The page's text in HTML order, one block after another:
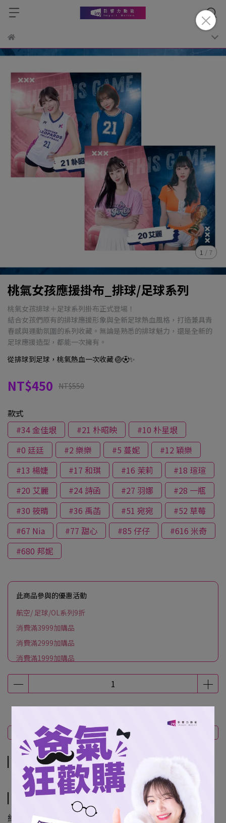
1 / 7
桃氣女孩應援掛布_排球/足球系列
桃氣女孩排球＋足球系列掛布正式登場！
結合女孩們原有的排球應援形象與全新足球熱血風格，打造兼具青
春感與運動氛圍的系列收藏。無論是熟悉的排球魅力，還是全新的
足球應援造型，都能一次擁有。
從排球到足球，桃氣熱血一次收藏 🏐⚽✨
NT$450 NT$550
款式
#34 金佳垠
#21 朴昭映
#10 朴星垠
#0 廷廷
#2 樂樂 #5 蔓妮
#12 穎樂
#13 楊婕
#17 和琪 #16 茉莉
#18 瑄瑄
#20 艾麗
#24 詩函 #27 羽娜
#28 一瓶
#30 筱晴
#36 禹菡 #51 宛宛
#52 草莓
#67 Nia
#77 甜心 #85 仔仔
#616 米奇
#680 邦妮
此商品參與的優惠活動
航空/ 足球/OL系列9折
消費滿3999加購品
消費滿2999加購品
消費滿1999加購品
商品介紹 規格說明
商品介紹
規格說明
約60*50公分